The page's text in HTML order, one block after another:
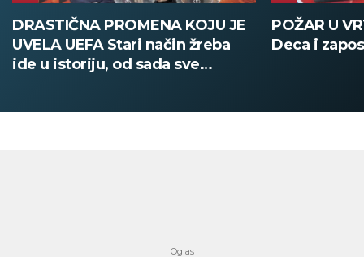
POŽAR U VRTIĆU NA VOŽDOVCU
Deca i zaposleni evakuisani
SINIŠA
DOBIO